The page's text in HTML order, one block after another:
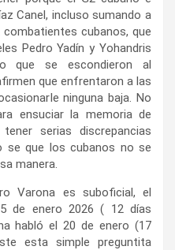
Canel, incluso sumando a
cubanos, que
Pedro Yadín y Yohandris
o que se escondieron al
que enfrentaron a las
ninguna baja. No
ensuciar la memoria de
serias discrepancias
se que los cubanos no se
manera.
Varona es suboficial, el
de enero 2026 ( 12 días
habló el 20 de enero (17
esta simple preguntita